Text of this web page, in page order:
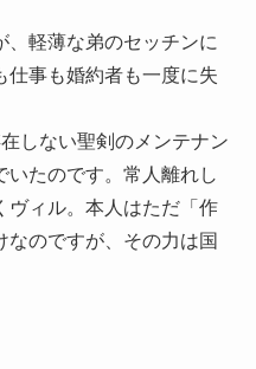
軽薄な弟のセッチンに
仕事も婚約者も一度に失
しない聖剣のメンテナン
いたのです。常人離れし
ヴィル。本人はただ「作
のですが、その力は国